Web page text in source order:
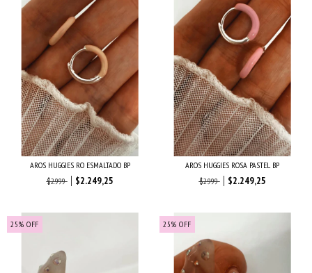
AROS HUGGIES RO ESMALTADO BP
$2.999
$2.249,25
AROS HUGGIES ROSA PASTEL BP
$2.999
$2.249,25
25% OFF 25% OFF